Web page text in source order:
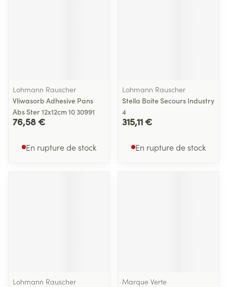
Lohmann Rauscher
Vliwasorb Adhesive Pans
Abs Ster 12x12cm 10 30991
76,58 €
En rupture de stock
Lohmann Rauscher
Stella Boite Secours Industry
4
315,11 €
En rupture de stock
Lohmann Rauscher
Marque Verte